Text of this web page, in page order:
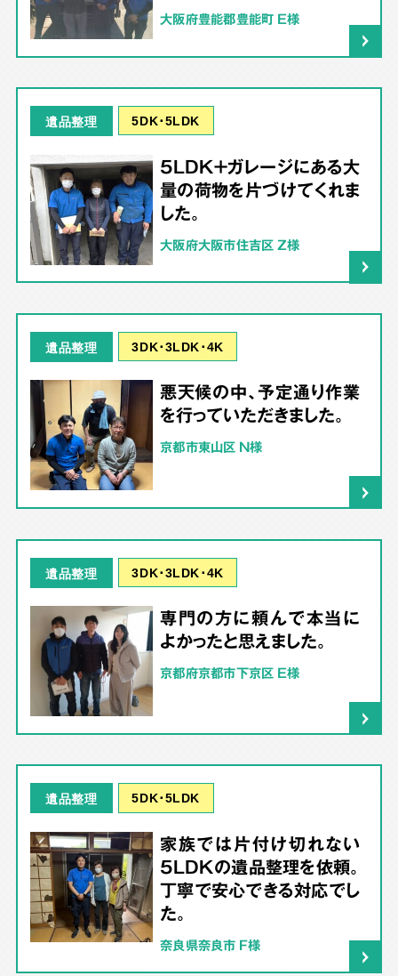
大阪府豊能郡豊能町 E様
遺品整理 5DK･5LDK
5LDK＋ガレージにある大
量の荷物を片づけてくれま
した。
大阪府大阪市住吉区 Z様
遺品整理 3DK･3LDK･4K
悪天候の中、予定通り作業
を行っていただきました。
京都市東山区 N様
遺品整理 3DK･3LDK･4K
専門の方に頼んで本当に
よかったと思えました。
京都府京都市下京区 E様
遺品整理 5DK･5LDK
家族では片付け切れない
5LDKの遺品整理を依頼。
丁寧で安心できる対応でし
た。
奈良県奈良市 F様